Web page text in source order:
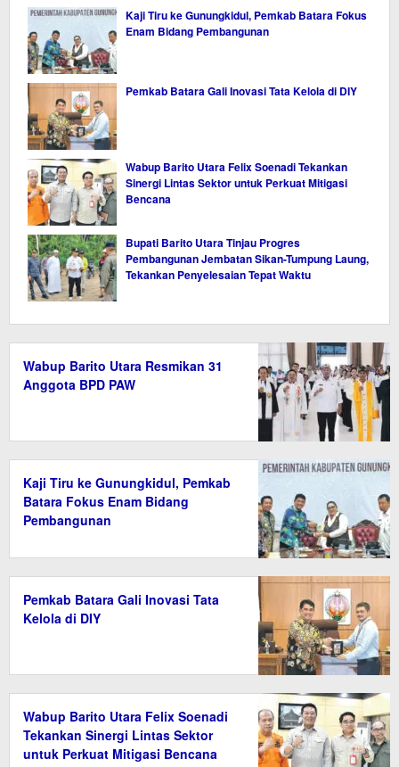
Kaji Tiru ke Gunungkidul, Pemkab Batara Fokus
Enam Bidang Pembangunan
Pemkab Batara Gali Inovasi Tata Kelola di DIY
Wabup Barito Utara Felix Soenadi Tekankan
Sinergi Lintas Sektor untuk Perkuat Mitigasi
Bencana
Bupati Barito Utara Tinjau Progres
Pembangunan Jembatan Sikan-Tumpung Laung,
Tekankan Penyelesaian Tepat Waktu
Wabup Barito Utara Resmikan 31
Anggota BPD PAW
Kaji Tiru ke Gunungkidul, Pemkab
Batara Fokus Enam Bidang
Pembangunan
Pemkab Batara Gali Inovasi Tata
Kelola di DIY
Wabup Barito Utara Felix Soenadi
Tekankan Sinergi Lintas Sektor
untuk Perkuat Mitigasi Bencana